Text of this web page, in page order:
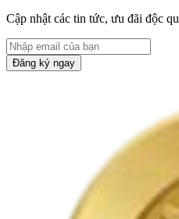
Cập nhật các tin tức, ưu đãi độc
Đăng ký ngay